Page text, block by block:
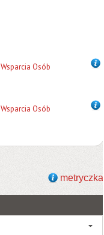
Osób
Osób
metryczka